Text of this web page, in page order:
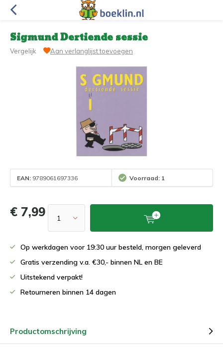
Sigmund Dertiende sessie
Vergelijk Aan verlanglijst toevoegen
EAN: 9789061697336 Voorraad: 1
€ 7,99
Op werkdagen voor 19:30 uur besteld, morgen geleverd
Gratis verzending v.a. €30,- binnen NL en BE
Uitstekend verpakt!
Retourneren binnen 14 dagen
Productomschrijving